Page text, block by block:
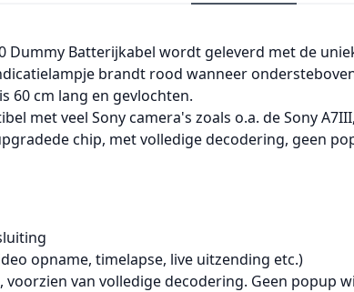
Dummy Batterijkabel wordt geleverd met de
brandt rood wanneer
60 cm lang en gevlochten.
met veel Sony camera's zoals o.a. de Sony A7III,
chip, met volledige decodering, geen
opname, timelapse, live uitzending etc.)
van volledige decodering. Geen popup